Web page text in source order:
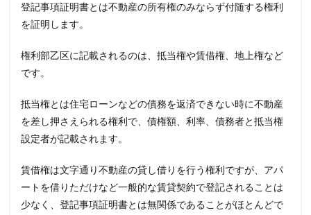
登記事項証明書とは不動産の所有権のみならず付随する権利
を証明します。
権利部乙区に記載されるのは、抵当権や賃借権、地上権など
です。
抵当権とは住宅ローンなどの債務を返済できない時に不動産
を差し押さえられる権利で、債権額、利率、債務者と抵当権
設定者が記載されます。
賃借権は文字通り不動産の貸し借りを行う権利ですが、アパ
ートを借りただけなど一般的な賃貸契約で登記されることは
少なく、登記事項証明書とは無関係であることがほとんどで